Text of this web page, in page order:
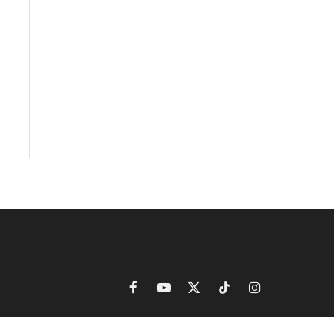
FacebookYouTube
X
TikTokInstagram